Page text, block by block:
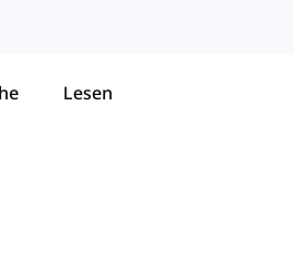
Lesen